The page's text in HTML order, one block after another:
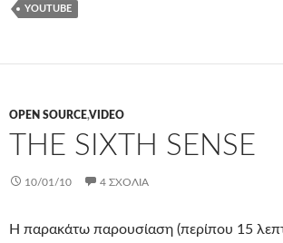
YOUTUBE
OPEN SOURCE,VIDEO
THE SIXTH SENSE
10/01/10 4 ΣΧΌΛΙΑ
Η παρακάτω παρουσίαση (περίπου 15